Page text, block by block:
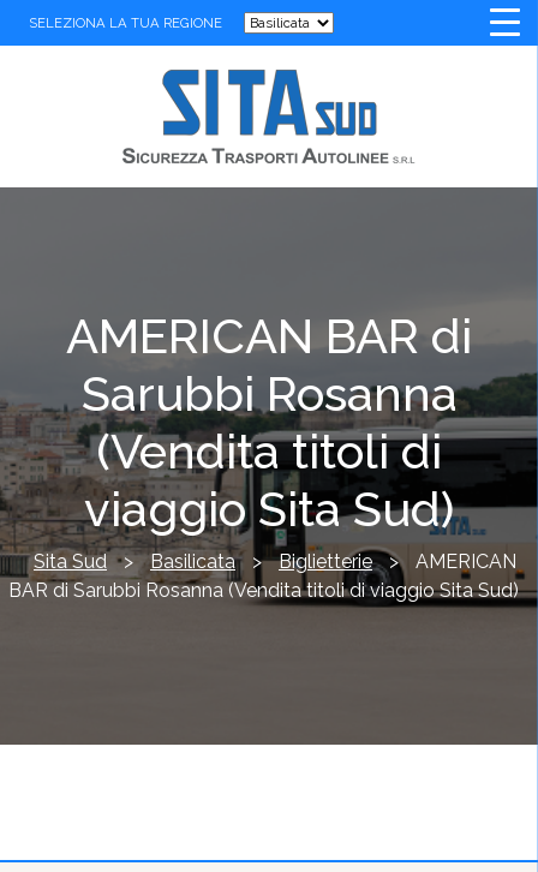
SELEZIONA LA TUA REGIONE
AMERICAN BAR di
Sarubbi Rosanna
(Vendita titoli di
viaggio Sita Sud)
Sita Sud > Basilicata > Biglietterie > AMERICAN
BAR di Sarubbi Rosanna (Vendita titoli di viaggio Sita Sud)